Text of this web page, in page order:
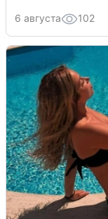
6 августа 102